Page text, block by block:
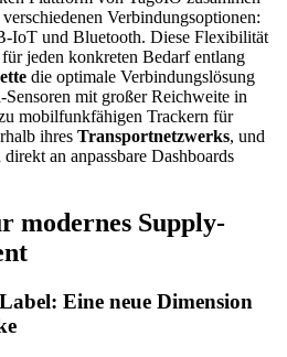
Verbindungsoptionen:
und Bluetooth. Diese Flexibilität
jeden konkreten Bedarf entlang
die optimale Verbindungslösung
mit großer Reichweite in
mobilfunkfähigen Trackern für
ihres Transportnetzwerks, und
an anpassbare Dashboards
modernes Supply-
Eine neue Dimension